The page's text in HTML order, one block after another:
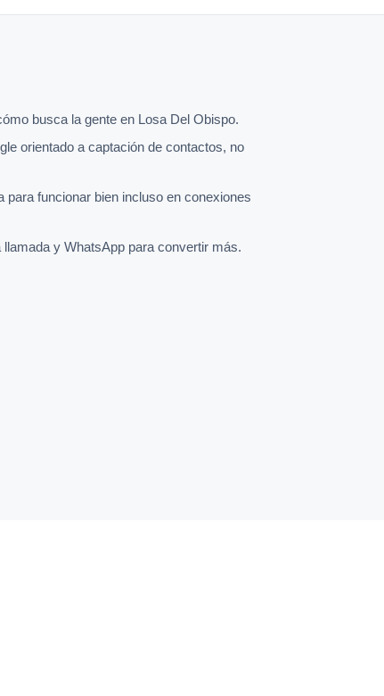
busca la gente en Losa Del Obispo.
orientado a captación de contactos, no
para funcionar bien incluso en conexiones
y WhatsApp para convertir más.